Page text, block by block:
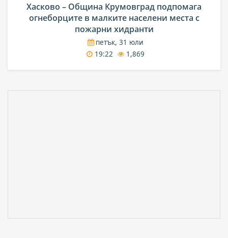
Хасково – Община Крумовград подпомага
огнеборците в малките населени места с
пожарни хидранти
петък, 31 юли
19:22
1,869